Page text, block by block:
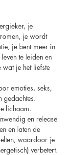
je
je wordt
je bent meer in
te leiden en
wat je het liefste
emoties, seks,
gedachtes.
lichaam.
en release
en laten de
waardoor je
verbetert.